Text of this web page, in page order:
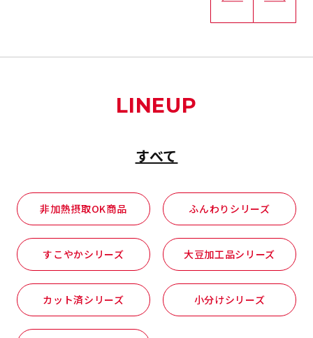
LINEUP
すべて
非加熱摂取OK商品 ふんわりシリーズ
すこやかシリーズ 大豆加工品シリーズ
カット済シリーズ 小分けシリーズ